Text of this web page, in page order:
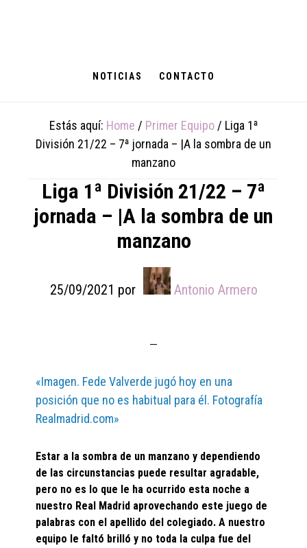
NOTICIAS CONTACTO
Estás aquí: Home / Primer Equipo / Liga 1ª
División 21/22 – 7ª jornada – |A la sombra de un
manzano
Liga 1ª División 21/22 – 7ª
jornada – |A la sombra de un
manzano
25/09/2021 por Antonio Armero
«Imagen. Fede Valverde jugó hoy en una
posición que no es habitual para él. Fotografía
Realmadrid.com»
Estar a la sombra de un manzano y dependiendo
de las circunstancias puede resultar agradable,
pero no es lo que le ha ocurrido esta noche a
nuestro Real Madrid aprovechando este juego de
palabras con el apellido del colegiado. A nuestro
equipo le faltó brilló y no toda la culpa fue del